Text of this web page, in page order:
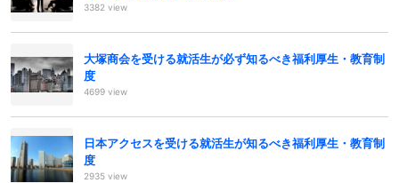
3382 view
大塚商会を受ける就活生が必ず知るべき福利厚生・教育制
度
4699 view
日本アクセスを受ける就活生が知るべき福利厚生・教育制
度
2935 view